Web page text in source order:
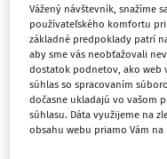
využívali pri práci s
rodičom preplácali
hradili náhradu za
minimálnej mzdy.
obchodnej
spoločnosť
zamestnancov alebo
Vážený návštevník, snažíme
používateľského komfortu
základné predpoklady patrí
aby sme vás neobťažovali
dostatok podnetov, ako web
súhlas so spracovaním
dočasne ukladajú vo vašom
súhlasu. Dáta využijeme na
obsahu webu priamo Vám na